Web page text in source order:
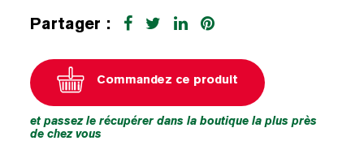
Partager :
Commandez ce produit
et passez le récupérer dans la boutique la plus près
de chez vous